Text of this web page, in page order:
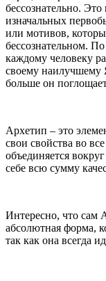
бессознательно.
изначальных
или мотивов,
бессознательном.
каждому человеку
своему наилучшему
больше он
Архетип – это
свои свойства во
объединяется
себе всю сумму
Интересно, что сам
абсолютная форма,
так как она всегда